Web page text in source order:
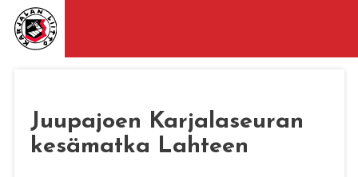
Juupajoen Karjalaseuran
kesämatka Lahteen